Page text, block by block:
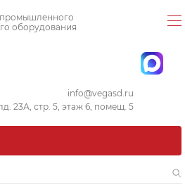
оборудования
info@vegasd.ru
23А, стр. 5, этаж 6, помещ. 5